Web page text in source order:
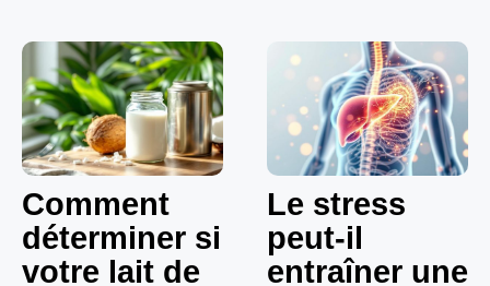
Comment
déterminer si
votre lait de
Le stress
peut-il
entraîner une